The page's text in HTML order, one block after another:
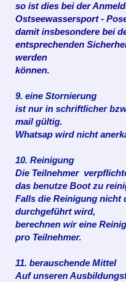
so ist dies bei der
Ostseewassersport -
damit insbesondere bei
entsprechenden
werden
können.
9. eine Stornierung
ist nur in schriftlicher
mail gültig.
Whatsap wird nicht
10. Reinigung
Die Teilnehmer
das benutze Boot zu
Falls die Reinigung nicht
durchgeführt wird,
berechnen wir eine
pro Teilnehmer.
11. berauschende Mittel
Auf unseren